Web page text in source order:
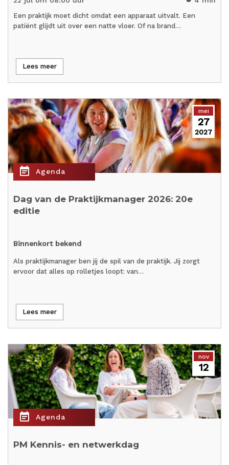
Een praktijk moet dicht omdat een apparaat uitvalt. Een
patiënt glijdt uit over een natte vloer. Of na brand…
Lees meer
mei
27
2027
event_note Agenda
Dag van de Praktijkmanager 2026: 20e
editie
Binnenkort bekend
Als praktijkmanager ben jij de spil van de praktijk. Jij zorgt
ervoor dat alles op rolletjes loopt: van…
Lees meer
nov
12
event_note Agenda
PM Kennis- en netwerkdag